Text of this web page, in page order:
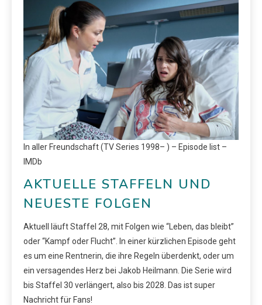
In aller Freundschaft (TV Series 1998– ) – Episode list –
IMDb
AKTUELLE STAFFELN UND
NEUESTE FOLGEN
Aktuell läuft Staffel 28, mit Folgen wie “Leben, das bleibt”
oder “Kampf oder Flucht”. In einer kürzlichen Episode geht
es um eine Rentnerin, die ihre Regeln überdenkt, oder um
ein versagendes Herz bei Jakob Heilmann. Die Serie wird
bis Staffel 30 verlängert, also bis 2028. Das ist super
Nachricht für Fans!